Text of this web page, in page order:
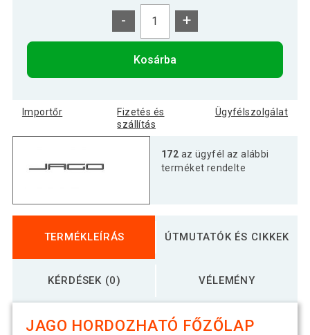
- +
Kosárba
Importőr
Fizetés és
szállítás
Ügyfélszolgálat
172 az ügyfél az alábbi
terméket rendelte
TERMÉKLEÍRÁS ÚTMUTATÓK ÉS CIKKEK
KÉRDÉSEK (0) VÉLEMÉNY
JAGO HORDOZHATÓ FŐZŐLAP